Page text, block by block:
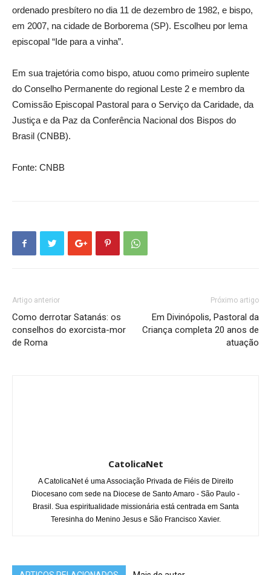
ordenado presbítero no dia 11 de dezembro de 1982, e bispo,
em 2007, na cidade de Borborema (SP). Escolheu por lema
episcopal “Ide para a vinha”.
Em sua trajetória como bispo, atuou como primeiro suplente
do Conselho Permanente do regional Leste 2 e membro da
Comissão Episcopal Pastoral para o Serviço da Caridade, da
Justiça e da Paz da Conferência Nacional dos Bispos do
Brasil (CNBB).
Fonte: CNBB
Artigo anterior
Como derrotar Satanás: os
conselhos do exorcista-mor
de Roma
Próximo artigo
Em Divinópolis, Pastoral da
Criança completa 20 anos de
atuação
CatolicaNet
A CatolicaNet é uma Associação Privada de Fiéis de Direito
Diocesano com sede na Diocese de Santo Amaro - São Paulo -
Brasil. Sua espiritualidade missionária está centrada em Santa
Teresinha do Menino Jesus e São Francisco Xavier.